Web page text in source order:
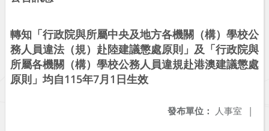
轉知「行政院與所屬中央及地方各機關（構）學校公
務人員違法（規）赴陸建議懲處原則」及「行政院與
所屬各機關（構）學校公務人員違規赴港澳建議懲處
原則」均自115年7月1日生效
發布單位： 人事室 |